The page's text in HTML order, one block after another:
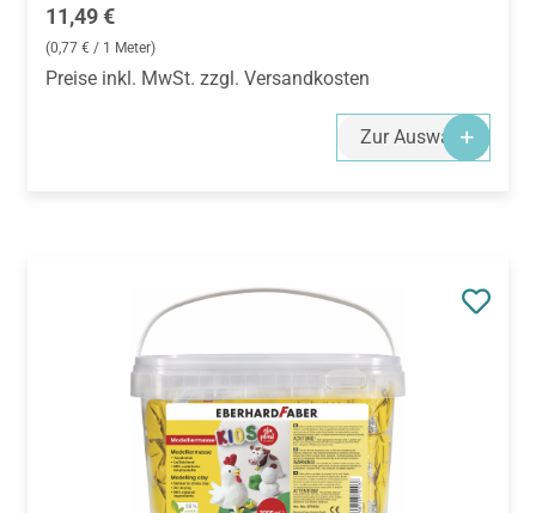
Regulärer Preis:
11,49 €
(0,77 € / 1 Meter)
Preise inkl. MwSt. zzgl. Versandkosten
Zur Auswahl